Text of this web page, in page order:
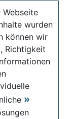
Webseite
wurden
können wir
Richtigkeit